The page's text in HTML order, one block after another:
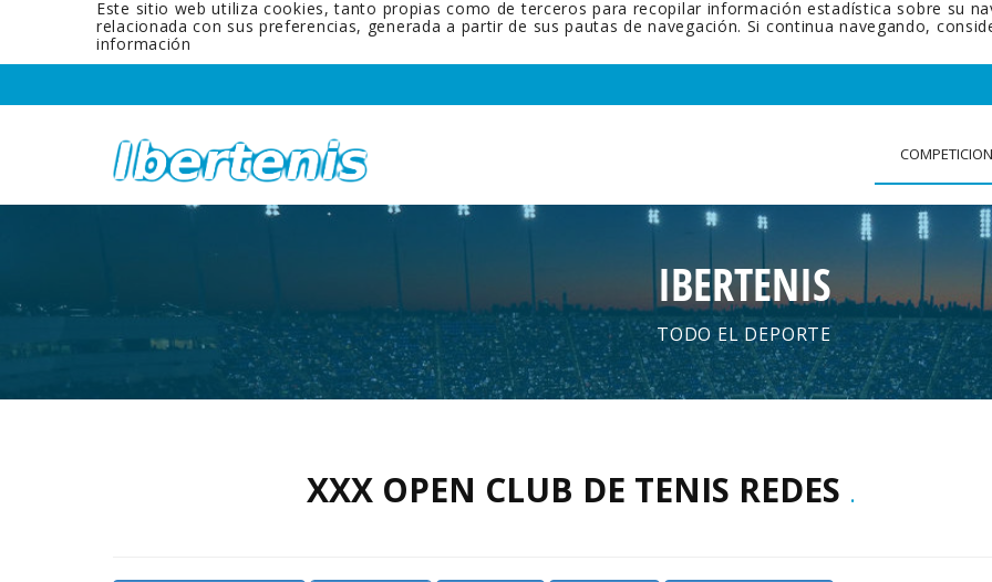
Este sitio web utiliza cookies, tanto propias como de terceros para recopilar información estadística sobre su
relacionada con sus preferencias, generada a partir de sus pautas de navegación. Si continua navegando,
información
IBERTENIS
TODO EL DEPORTE
XXX OPEN CLUB DE TENIS REDES .